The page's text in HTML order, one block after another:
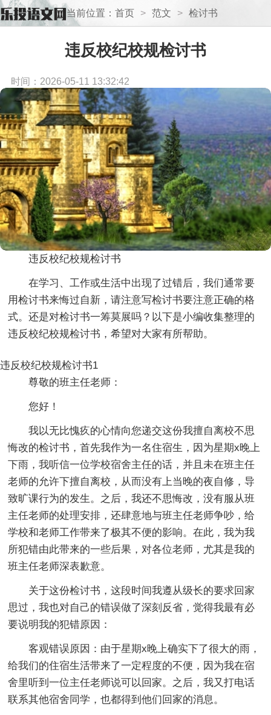
当前位置： 首页 > 范文 > 检讨书
违反校纪校规检讨书
时间：2026-05-11 13:32:42
违反校纪校规检讨书
在学习、工作或生活中出现了过错后，我们通常要
用检讨书来悔过自新，请注意写检讨书要注意正确的格
式。还是对检讨书一筹莫展吗？以下是小编收集整理的
违反校纪校规检讨书，希望对大家有所帮助。
违反校纪校规检讨书1
尊敬的班主任老师：
您好！
我以无比愧疚的心情向您递交这份我擅自离校不思
悔改的检讨书，首先我作为一名住宿生，因为星期x晚上
下雨，我听信一位学校宿舍主任的话，并且未在班主任
老师的允许下擅自离校，从而没有上当晚的夜自修，导
致旷课行为的发生。之后，我还不思悔改，没有服从班
主任老师的处理安排，还肆意地与班主任老师争吵，给
学校和老师工作带来了极其不便的影响。在此，我为我
所犯错由此带来的一些后果，对各位老师，尤其是我的
班主任老师深表歉意。
关于这份检讨书，这段时间我遵从级长的要求回家
思过，我也对自己的错误做了深刻反省，觉得我最有必
要说明我的犯错原因：
客观错误原因：由于星期x晚上确实下了很大的雨，
给我们的住宿生活带来了一定程度的不便，因为我在宿
舍里听到一位主任老师说可以回家。之后，我又打电话
联系其他宿舍同学，也都得到他们回家的消息。